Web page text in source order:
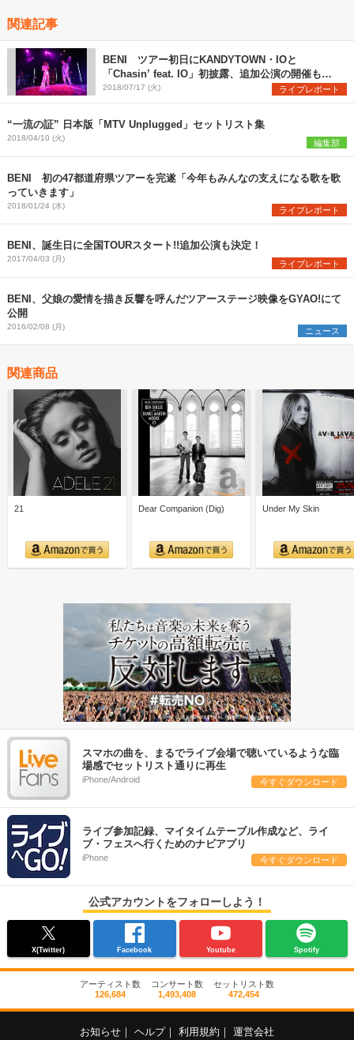
関連記事
BENI ツアー初日にKANDYTOWN・IOと
「Chasin’ feat. IO」初披露、追加公演の開催も発
表
2018/07/17 (火) ライブレポート
“一流の証” 日本版「MTV Unplugged」セットリスト集
2018/04/10 (火) 編集部
BENI 初の47都道府県ツアーを完遂「今年もみんなの支えになる歌を歌
っていきます」
2018/01/24 (水) ライブレポート
BENI、誕生日に全国TOURスタート!!追加公演も決定！
2017/04/03 (月) ライブレポート
BENI、父娘の愛情を描き反響を呼んだツアーステージ映像をGYAO!にて
公開
2016/02/08 (月) ニュース
関連商品
21 Dear Companion (Dig) Under My Skin
スマホの曲を、まるでライブ会場で聴いているような臨
場感でセットリスト通りに再生
iPhone/Android 今すぐダウンロード
ライブ参加記録、マイタイムテーブル作成など、ライ
ブ・フェスへ行くためのナビアプリ
iPhone 今すぐダウンロード
公式アカウントをフォローしよう！
X(Twitter) Facebook Youtube Spotify
アーティスト数
126,684
コンサート数
1,493,408
セットリスト数
472,454
お知らせ ヘルプ 利用規約 運営会社